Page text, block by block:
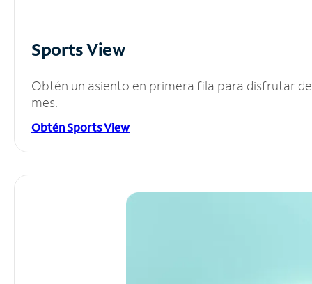
Sports View
Obtén un asiento en primera fila para disfrutar
mes.
Obtén Sports View